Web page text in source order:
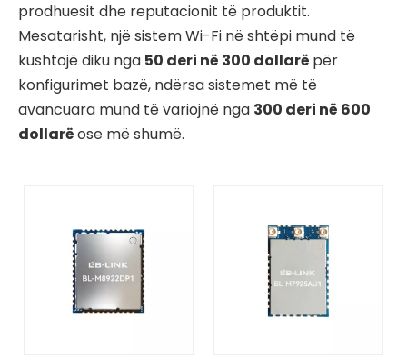
prodhuesit dhe reputacionit të produktit.
Mesatarisht, një sistem Wi-Fi në shtëpi mund të
kushtojë diku nga 50 deri në 300 dollarë për
konfigurimet bazë, ndërsa sistemet më të
avancuara mund të variojnë nga 300 deri në 600
dollarëose më shumë.